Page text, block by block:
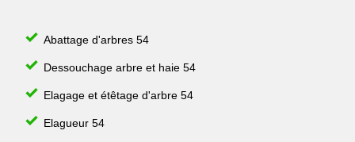
Abattage d'arbres 54
Dessouchage arbre et haie 54
Elagage et étêtage d'arbre 54
Elagueur 54